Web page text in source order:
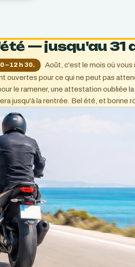
— jusqu'au 31
– 12 h 30.
Août, c'est le mois où vous
ouvertes pour ce qui ne peut pas
le ramener, une attestation oubliée
jusqu'à la rentrée. Bel été, et bonne